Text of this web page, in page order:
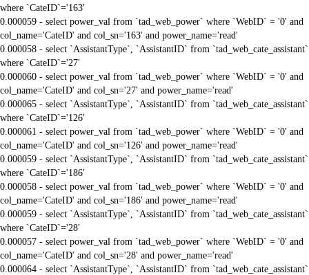
where `CateID`='163'
0.000059 - select power_val from `tad_web_power` where `WebID` = '0' and
col_name='CateID' and col_sn='163' and power_name='read'
0.000058 - select `AssistantType`, `AssistantID` from `tad_web_cate_assistant`
where `CateID`='27'
0.000060 - select power_val from `tad_web_power` where `WebID` = '0' and
col_name='CateID' and col_sn='27' and power_name='read'
0.000065 - select `AssistantType`, `AssistantID` from `tad_web_cate_assistant`
where `CateID`='126'
0.000061 - select power_val from `tad_web_power` where `WebID` = '0' and
col_name='CateID' and col_sn='126' and power_name='read'
0.000059 - select `AssistantType`, `AssistantID` from `tad_web_cate_assistant`
where `CateID`='186'
0.000058 - select power_val from `tad_web_power` where `WebID` = '0' and
col_name='CateID' and col_sn='186' and power_name='read'
0.000059 - select `AssistantType`, `AssistantID` from `tad_web_cate_assistant`
where `CateID`='28'
0.000057 - select power_val from `tad_web_power` where `WebID` = '0' and
col_name='CateID' and col_sn='28' and power_name='read'
0.000064 - select `AssistantType`, `AssistantID` from `tad_web_cate_assistant`